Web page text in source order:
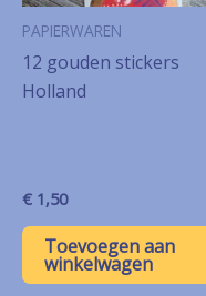
PAPIERWAREN
12 gouden stickers
Holland
€ 1,50
Toevoegen aan
winkelwagen